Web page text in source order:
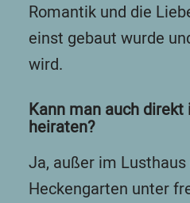
Romantik und die
einst gebaut wurde
wird.
Kann man auch direkt
heiraten?
Ja, außer im
Heckengarten unter